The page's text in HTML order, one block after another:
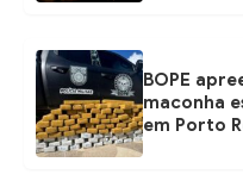
BOPE
maconha
em Porto